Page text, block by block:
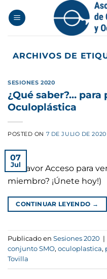
ARCHIVOS DE
SESIONES 2020
¿Qué saber?…
Oculoplástica
POSTED ON 7 DE JULIO DE 2020
07
Jul
Por favor Acceso para
miembro? ¡Únete hoy!)
CONTINUAR LEYENDO →
Publicado en Sesiones 2020 |
conjunto SMO, oculoplastica,
Tovilla